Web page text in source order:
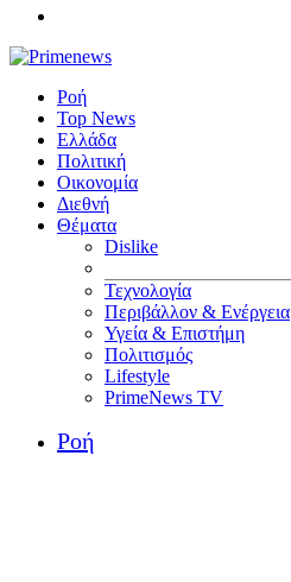
Ροή
Top News
Ελλάδα
Πολιτική
Οικονομία
Διεθνή
Θέματα
Dislike
Τεχνολογία
Περιβάλλον & Ενέργεια
Υγεία & Επιστήμη
Πολιτισμός
Lifestyle
PrimeNews TV
Ροή